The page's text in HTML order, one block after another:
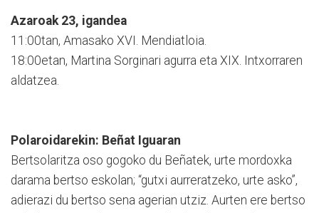
Azaroak 23, igandea
11:00tan, Amasako XVI. Mendiatloia.
18:00etan, Martina Sorginari agurra eta XIX. Intxorraren
aldatzea.
Polaroidarekin: Beñat Iguaran
Bertsolaritza oso gogoko du Beñatek, urte mordoxka
darama bertso eskolan; “gutxi aurreratzeko, urte asko”,
adierazi du bertso sena agerian utziz. Aurten ere bertso